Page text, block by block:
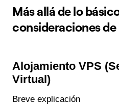
Más allá de lo
consideraciones
Alojamiento VPS
Virtual)
Breve explicación